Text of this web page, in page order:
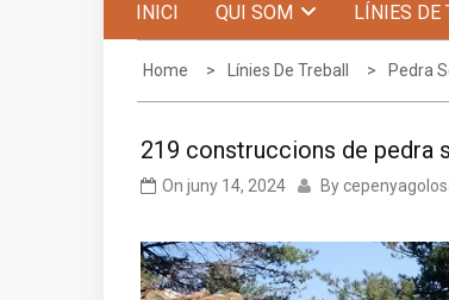
INICI QUI SOM LÍNIES DE
Home Línies De Treball Pedra
219 construccions de pedra
On juny 14, 2024 By